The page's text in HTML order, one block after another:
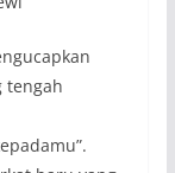
tengah